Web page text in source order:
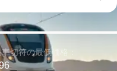
車切符の最低価格：